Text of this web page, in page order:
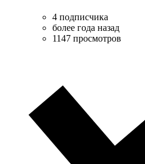
4 подписчика
более года назад
1147 просмотров